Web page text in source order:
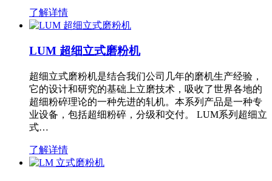
了解详情
LUM 超细立式磨粉机
超细立式磨粉机是结合我们公司几年的磨机生产经验，
它的设计和研究的基础上立磨技术，吸收了世界各地的
超细粉碎理论的一种先进的轧机。本系列产品是一种专
业设备，包括超细粉碎，分级和交付。 LUM系列超细立
式…
了解详情